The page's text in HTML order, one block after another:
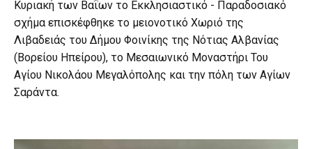
Κυριακή των Βαΐων το Εκκλησιαστικό - Παραδοσιακό
σχήμα επισκέφθηκε το μειονοτικό Χωριό της
Λιβαδειάς του Δήμου Φοινίκης της Νότιας Αλβανίας
(Βορείου Ηπείρου), το Μεσαιωνικό Μοναστήρι Του
Αγίου Νικολάου Μεγαλόπολης και την πόλη των Αγίων
Σαράντα.